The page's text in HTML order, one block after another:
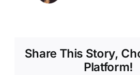
Share This Story,
Platform!